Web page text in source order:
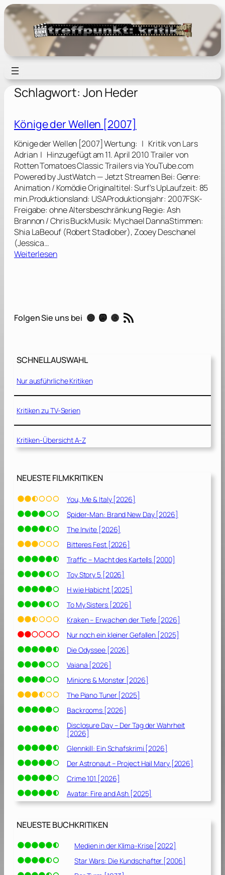
Zum
Inhalt
springen
Schlagwort: Jon Heder
Könige der Wellen [2007]
Könige der Wellen [2007] Wertung: | Kritik von Lars
Adrian | Hinzugefügt am 11. April 2010 Trailer von
Rotten Tomatoes Classic Trailers via YouTube.com
Powered by JustWatch — Jetzt Streamen Bei: Genre:
Animation / Komödie Originaltitel: Surf’s UpLaufzeit: 85
min.Produktionsland: USAProduktionsjahr: 2007FSK-
Freigabe: ohne Altersbeschränkung Regie: Ash
Brannon / Chris BuckMusik: Mychael DannaStimmen:
Shia LaBeouf (Robert Stadlober), Zooey Deschanel
(Jessica…
Weiterlesen:
e
W
l
l
e
2
0
7
Folgen Sie uns bei Instagram Mastodon Threads RSS-Feed
SCHNELLAUSWAHL
Nur ausführliche Kritiken
Kritiken zu TV-Serien
Kritiken-Übersicht A-Z
NEUESTE FILMKRITIKEN
You, Me & Italy [2026]
Spider-Man: Brand New Day [2026]
The Invite [2026]
Bitteres Fest [2026]
Traffic – Macht des Kartells [2000]
Toy Story 5 [2026]
H wie Habicht [2025]
To My Sisters [2026]
Kraken – Erwachen der Tiefe [2026]
Nur noch ein kleiner Gefallen [2025]
Die Odyssee [2026]
Vaiana [2026]
Minions & Monster [2026]
The Piano Tuner [2025]
Backrooms [2026]
Disclosure Day – Der Tag der Wahrheit
[2026]
Glennkill: Ein Schafskrimi [2026]
Der Astronaut – Project Hail Mary [2026]
Crime 101 [2026]
Avatar: Fire and Ash [2025]
NEUESTE BUCHKRITIKEN
Medien in der Klima-Krise [2022]
Star Wars: Die Kundschafter [2006]